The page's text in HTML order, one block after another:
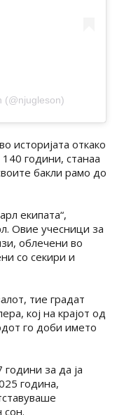
(@njugleson)
историјата откако
години, станаа
бакли рамо до
екипата“,
Овие учесници за
облечени во
со секири и
тие градат
кој на крајот од
го доби името
години за да ја
година,